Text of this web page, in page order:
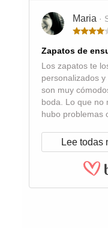
Maria ·
Zapatos de
Los zapatos te
personalizados
son muy
boda. Lo que no
hubo problemas
Lee todas